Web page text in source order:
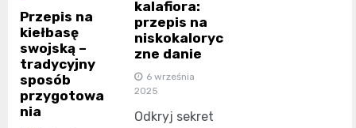
Przepis na
kiełbasę
swojską –
tradycyjny
sposób
przygotowa
nia
kalafiora:
przepis na
niskokaloryc
zne danie
6 września
2025
Odkryj sekret